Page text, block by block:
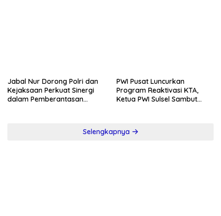
Jabal Nur Dorong Polri dan
Kejaksaan Perkuat Sinergi
dalam Pemberantasan
PWI Pusat Luncurkan
Program Reaktivasi KTA,
Ketua PWI Sulsel Sambut
Selengkapnya